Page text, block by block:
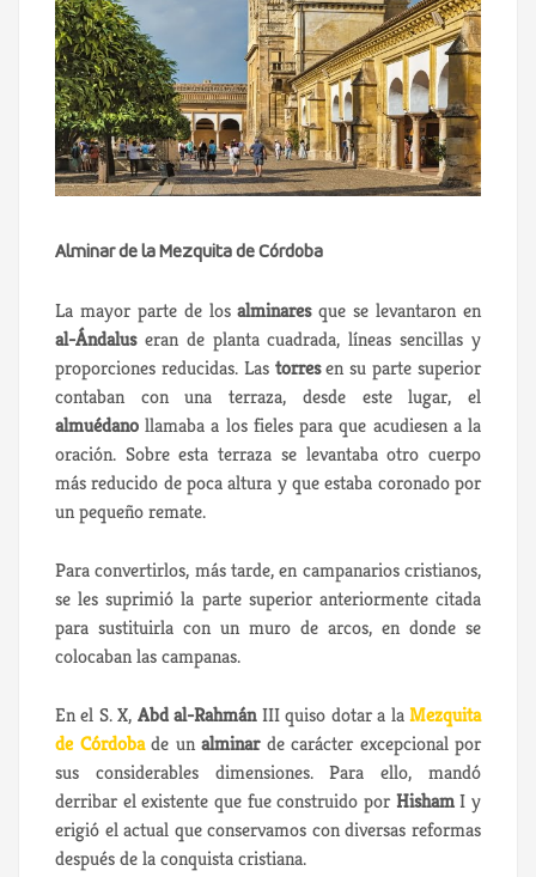
Alminar de la Mezquita de Córdoba
La mayor parte de losalminaresque se levantaron en
al-Ándaluseran de planta cuadrada, líneas sencillas y
proporciones reducidas. Las torresen su parte superior
contaban con una terraza, desde este lugar, el
almuédano llamaba a los fieles para que acudiesen a la
oración. Sobre esta terraza se levantaba otro cuerpo
más reducido de poca altura y que estaba coronado por
un pequeño remate.
Para convertirlos, más tarde, en campanarios cristianos,
se les suprimió la parte superior anteriormente citada
para sustituirla con un muro de arcos, en donde se
colocaban las campanas.
En el S. X, Abd al-RahmánIII quiso dotar a laMezquita
de Córdobade un alminarde carácter excepcional por
sus considerables dimensiones. Para ello, mandó
derribar el existente que fue construido porHishamI y
erigió el actual que conservamos con diversas reformas
después de la conquista cristiana.